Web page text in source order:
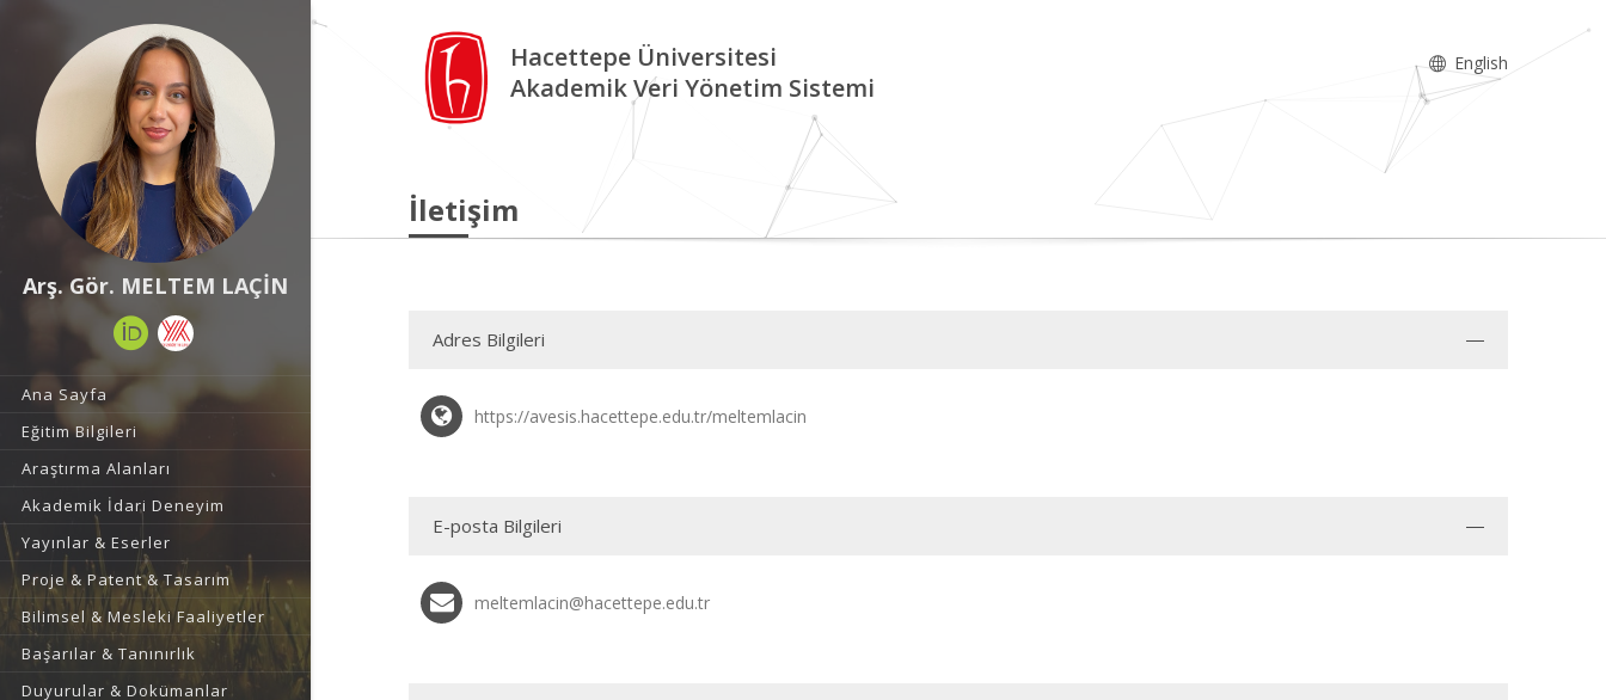
Arş. Gör. MELTEM LAÇİN
Ana Sayfa
Eğitim Bilgileri
Araştırma Alanları
Akademik İdari Deneyim
Yayınlar & Eserler
Proje & Patent & Tasarım
Bilimsel & Mesleki Faaliyetler
Başarılar & Tanınırlık
Duyurular & Dokümanlar
Hacettepe Üniversitesi
Akademik Veri Yönetim Sistemi
English
İletişim
Adres Bilgileri
https://avesis.hacettepe.edu.tr/meltemlacin
E-posta Bilgileri
meltemlacin@hacettepe.edu.tr